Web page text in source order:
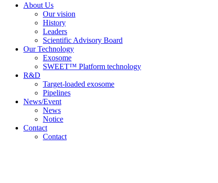
About Us
Our vision
History
Leaders
Scientific Advisory Board
Our Technology
Exosome
SWEET™ Platform technology
R&D
Target-loaded exosome
Pipelines
News/Event
News
Notice
Contact
Contact